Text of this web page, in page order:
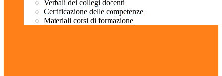
Verbali dei collegi docenti
Certificazione delle competenze
Materiali corsi di formazione